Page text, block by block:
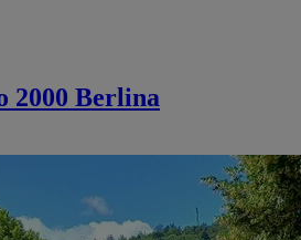
2000 Berlina